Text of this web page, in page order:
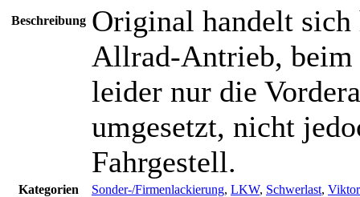
Beschreibung Original handelt
Allrad-Antrieb,
leider nur die
umgesetzt, nicht
Fahrgestell.
Kategorien Sonder-/Firmenlackierung, LKW, Schwerlast,